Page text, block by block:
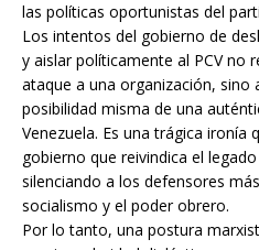
las políticas oportunistas del
Los intentos del gobierno de
y aislar políticamente al PCV no
ataque a una organización, sino
posibilidad misma de una
Venezuela. Es una trágica ironía
gobierno que reivindica el
silenciando a los defensores
socialismo y el poder obrero.
Por lo tanto, una postura